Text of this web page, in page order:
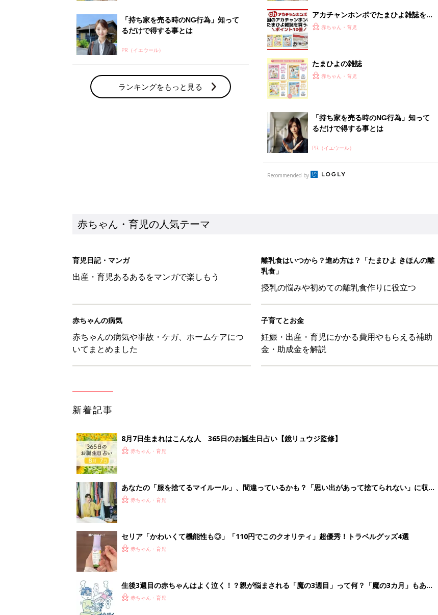
「持ち家を売る時のNG行為」知って
るだけで得する事とは
PR（イエウール）
ランキングをもっと見る
アカチャンホンポでたまひよ雑誌を買
うとポイント10倍【期間限定】
赤ちゃん・育児
たまひよの雑誌
赤ちゃん・育児
「持ち家を売る時のNG行為」知って
るだけで得する事とは
PR（イエウール）
Recommended by
赤ちゃん・育児の人気テーマ
育児日記・マンガ
出産・育児あるあるをマンガで楽しもう
離乳食はいつから？進め方は？「たまひよ きほんの離
乳食」
授乳の悩みや初めての離乳食作りに役立つ
赤ちゃんの病気
赤ちゃんの病気や事故・ケガ、ホームケアにつ
いてまとめました
子育てとお金
妊娠・出産・育児にかかる費用やもらえる補助
金・助成金を解説
新着記事
8月7日生まれはこんな人 365日のお誕生日占い【鏡リュウジ監修】
赤ちゃん・育児
あなたの「服を捨てるマイルール」、間違っているかも？「思い出があって捨てられない」に収納
スタイリストが喝！
赤ちゃん・育児
セリア「かわいくて機能性も◎」「110円でこのクオリティ」超優秀！トラベルグッズ4選
赤ちゃん・育児
生後3週目の赤ちゃんはよく泣く！？親が悩まされる「魔の3週目」って何？「魔の3カ月」もある
って本当？【専門家】
赤ちゃん・育児